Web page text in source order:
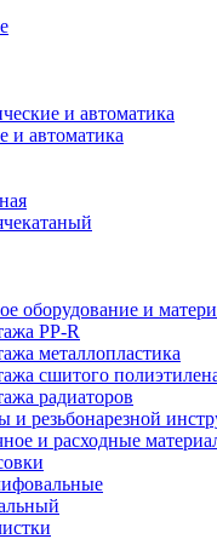
и автоматика
и автоматика
оборудование и
PP-R
металлопластика
сшитого
радиаторов
и резьбонарезной
и расходные